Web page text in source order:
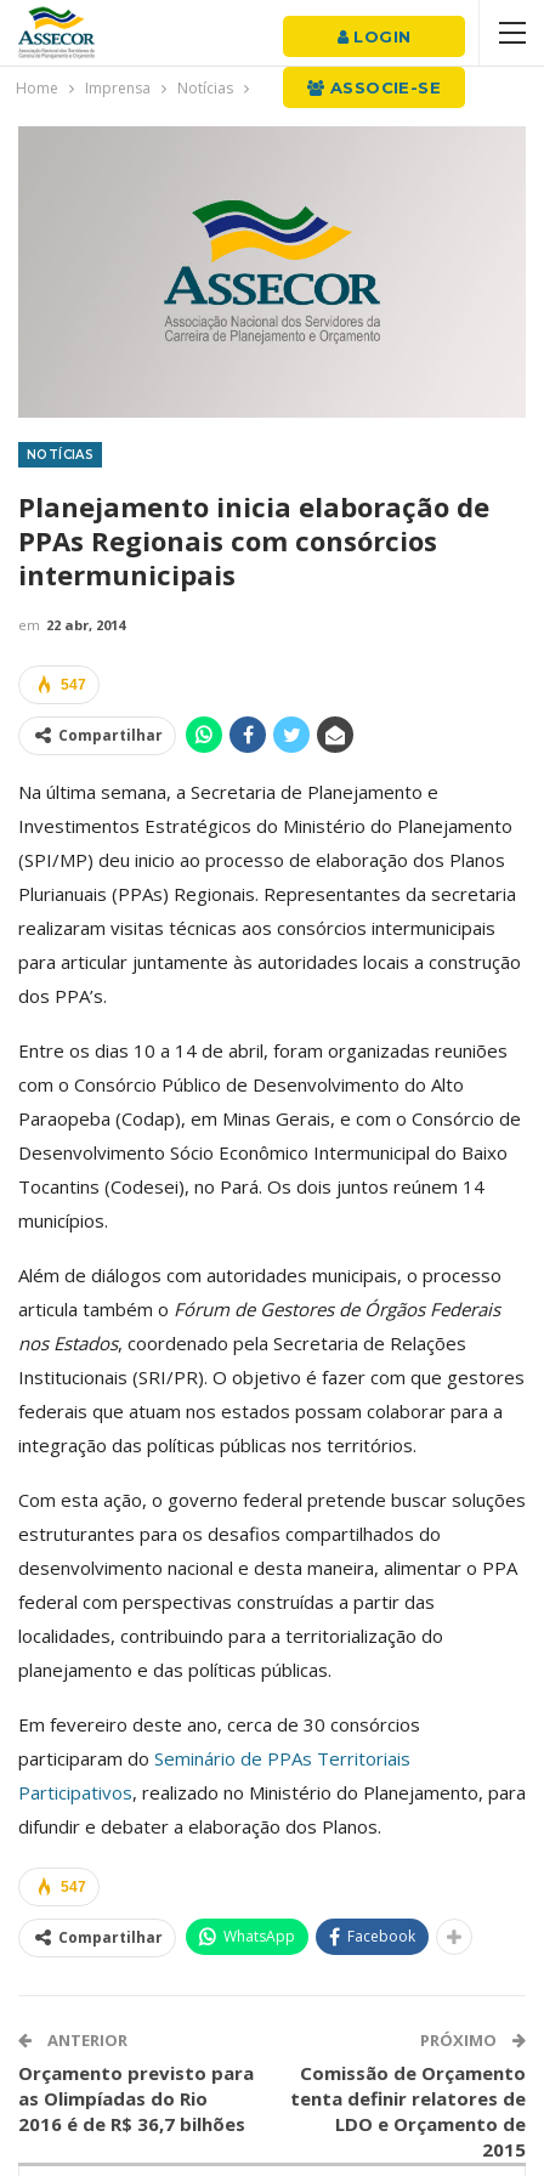
LOGIN
ASSOCIE-SE
Home Imprensa Notícias
NOTÍCIAS
Planejamento inicia elaboração de
PPAs Regionais com consórcios
intermunicipais
em 22 abr, 2014
547
Compartilhar
Na última semana, a Secretaria de Planejamento e
Investimentos Estratégicos do Ministério do Planejamento
(SPI/MP) deu inicio ao processo de elaboração dos Planos
Plurianuais (PPAs) Regionais. Representantes da secretaria
realizaram visitas técnicas aos consórcios intermunicipais
para articular juntamente às autoridades locais a construção
dos PPA’s.
Entre os dias 10 a 14 de abril, foram organizadas reuniões
com o Consórcio Público de Desenvolvimento do Alto
Paraopeba (Codap), em Minas Gerais, e com o Consórcio de
Desenvolvimento Sócio Econômico Intermunicipal do Baixo
Tocantins (Codesei), no Pará. Os dois juntos reúnem 14
municípios.
Além de diálogos com autoridades municipais, o processo
articula também o Fórum de Gestores de Órgãos Federais
nos Estados, coordenado pela Secretaria de Relações
Institucionais (SRI/PR). O objetivo é fazer com que gestores
federais que atuam nos estados possam colaborar para a
integração das políticas públicas nos territórios.
Com esta ação, o governo federal pretende buscar soluções
estruturantes para os desafios compartilhados do
desenvolvimento nacional e desta maneira, alimentar o PPA
federal com perspectivas construídas a partir das
localidades, contribuindo para a territorialização do
planejamento e das políticas públicas.
Em fevereiro deste ano, cerca de 30 consórcios
participaram do Seminário de PPAs Territoriais
Participativos, realizado no Ministério do Planejamento, para
difundir e debater a elaboração dos Planos.
547
Compartilhar WhatsApp Facebook
ANTERIOR
Orçamento previsto para
as Olimpíadas do Rio
2016 é de R$ 36,7 bilhões
PRÓXIMO
Comissão de Orçamento
tenta definir relatores de
LDO e Orçamento de
2015